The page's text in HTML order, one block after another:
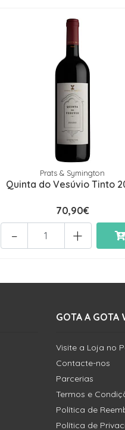
Prats & Symington
Quinta do Vesúvio Tinto
70,90€
+
-
GOTA A GOTA
Visite a Loja no
Contacte-nos
Parcerias
Termos e
Política de
Política de